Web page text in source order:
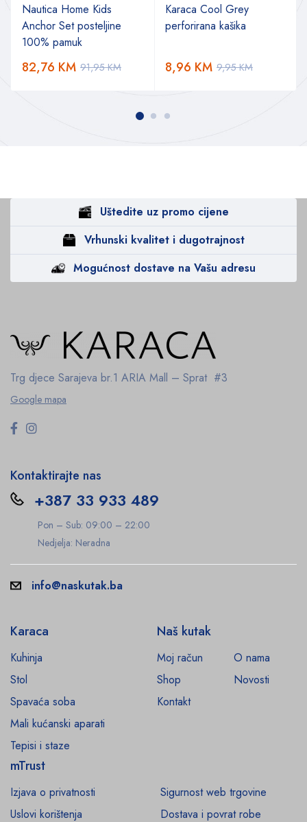
Nautica Home Kids
Anchor Set posteljine
100% pamuk
91,95KM
82,76 KM
Karaca Cool Grey
perforirana kašika
9,95KM
8,96 KM
Uštedite uz promo cijene
Vrhunski kvalitet i dugotrajnost
Mogućnost dostave na Vašu adresu
Trg djece Sarajeva br.1 ARIA Mall – Sprat #3
Google mapa
Kontaktirajte nas
+387 33 933 489
Pon – Sub: 09:00 – 22:00
Nedjelja: Neradna
info@naskutak.ba
Karaca
Kuhinja
Stol
Spavaća soba
Mali kućanski aparati
Tepisi i staze
Naš kutak
Moj račun
O nama
Shop
Novosti
Kontakt
mTrust
Izjava o privatnosti
Sigurnost web trgovine
Uslovi korištenja
Dostava i povrat robe